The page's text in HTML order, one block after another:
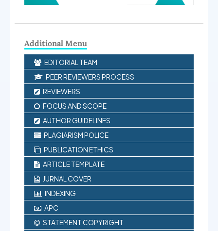
Additional Menu
EDITORIAL TEAM
PEER REVIEWERS PROCESS
REVIEWERS
FOCUS AND SCOPE
AUTHOR GUIDELINES
PLAGIARISM POLICE
PUBLICATION ETHICS
ARTICLE TEMPLATE
JURNAL COVER
INDEXING
APC
STATEMENT COPYRIGHT